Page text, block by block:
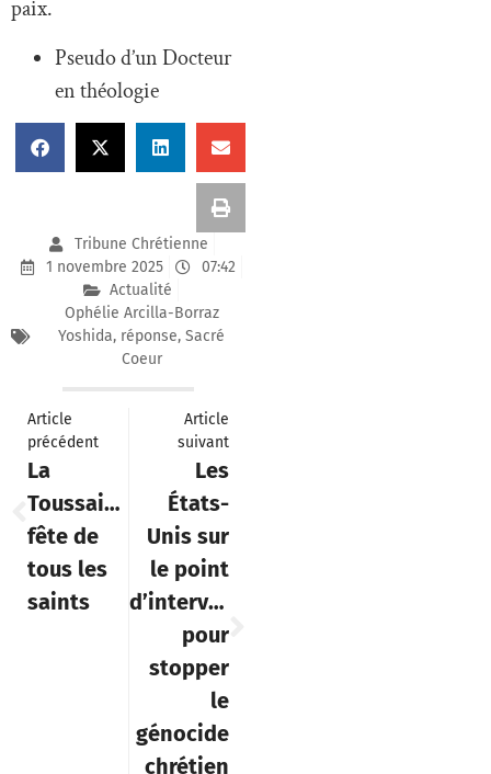
paix.
Pseudo d’un Docteur
en théologie
Tribune Chrétienne
1 novembre 2025
07:42
Actualité
Ophélie Arcilla-Borraz
Yoshida, réponse, Sacré
Coeur
Article
précédent
La
Toussaint,
fête de
tous les
saints
Article
suivant
Les
États-
Unis sur
le point
d’intervenir
pour
stopper
le
génocide
chrétien